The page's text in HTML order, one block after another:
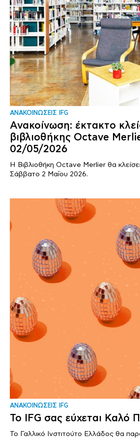
ΑΝΑΚΟΙΝΩΣΕΙΣ IFG
Ανακοίνωση: έκτακτο
βιβλιοθήκης Octave
02/05/2026
Η Βιβλιοθήκη Octave Merlier θα
Σάββατο 2 Μαΐου 2026.
ΑΝΑΚΟΙΝΩΣΕΙΣ IFG
Το IFG σας εύχεται Καλό
Το Γαλλικό Ινστιτούτο Ελλάδος θα